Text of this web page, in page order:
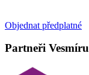
Objednat předplatné
Partneři Vesmíru